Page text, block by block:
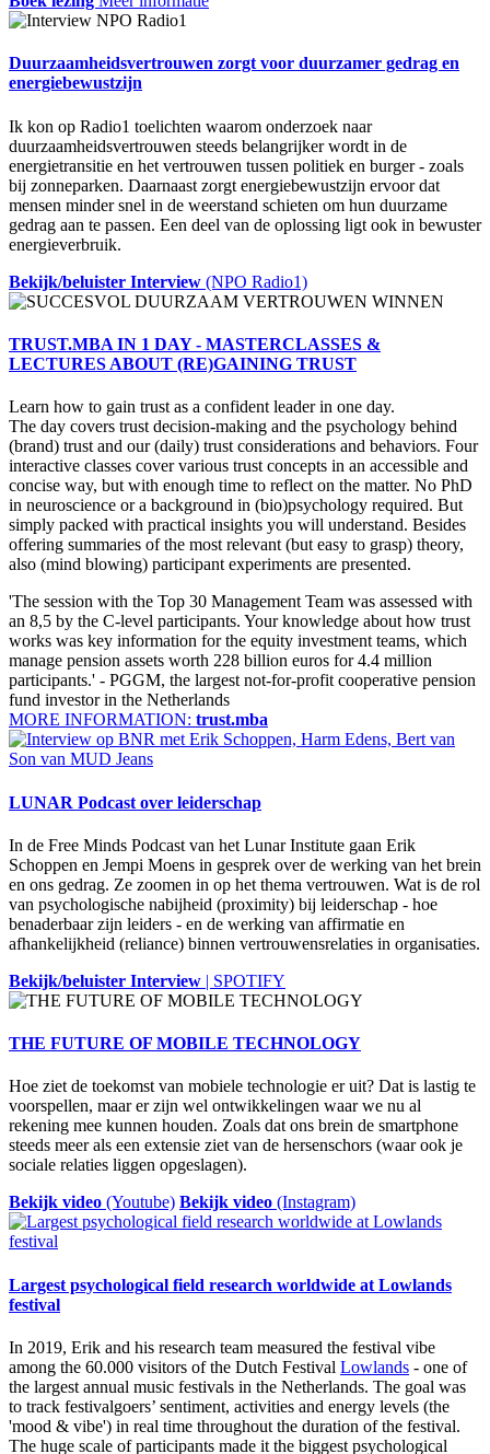
Duurzaamheidsvertrouwen zorgt voor duurzamer gedrag en
energiebewustzijn
Ik kon op Radio1 toelichten waarom onderzoek naar
duurzaamheidsvertrouwen steeds belangrijker wordt in de
energietransitie en het vertrouwen tussen politiek en burger - zoals
bij zonneparken. Daarnaast zorgt energiebewustzijn ervoor dat
mensen minder snel in de weerstand schieten om hun duurzame
gedrag aan te passen. Een deel van de oplossing ligt ook in bewuster
energieverbruik.
Bekijk/beluister Interview (NPO Radio1)
TRUST.MBA IN 1 DAY - MASTERCLASSES &
LECTURES ABOUT (RE)GAINING TRUST
Learn how to gain trust as a confident leader in one day.
The day covers trust decision-making and the psychology behind
(brand) trust and our (daily) trust considerations and behaviors. Four
interactive classes cover various trust concepts in an accessible and
concise way, but with enough time to reflect on the matter. No PhD
in neuroscience or a background in (bio)psychology required. But
simply packed with practical insights you will understand. Besides
offering summaries of the most relevant (but easy to grasp) theory,
also (mind blowing) participant experiments are presented.
'The session with the Top 30 Management Team was assessed with
an 8,5 by the C-level participants. Your knowledge about how trust
works was key information for the equity investment teams, which
manage pension assets worth 228 billion euros for 4.4 million
participants.' - PGGM, the largest not-for-profit cooperative pension
fund investor in the Netherlands
MORE INFORMATION: trust.mba
LUNAR Podcast over leiderschap
In de Free Minds Podcast van het Lunar Institute gaan Erik
Schoppen en Jempi Moens in gesprek over de werking van het brein
en ons gedrag. Ze zoomen in op het thema vertrouwen. Wat is de rol
van psychologische nabijheid (proximity) bij leiderschap - hoe
benaderbaar zijn leiders - en de werking van affirmatie en
afhankelijkheid (reliance) binnen vertrouwensrelaties in organisaties.
Bekijk/beluister Interview | SPOTIFY
THE FUTURE OF MOBILE TECHNOLOGY
Hoe ziet de toekomst van mobiele technologie er uit? Dat is lastig te
voorspellen, maar er zijn wel ontwikkelingen waar we nu al
rekening mee kunnen houden. Zoals dat ons brein de smartphone
steeds meer als een extensie ziet van de hersenschors (waar ook je
sociale relaties liggen opgeslagen).
Bekijk video (Youtube) Bekijk video (Instagram)
Largest psychological field research worldwide at Lowlands
festival
In 2019, Erik and his research team measured the festival vibe
among the 60.000 visitors of the Dutch Festival Lowlands - one of
the largest annual music festivals in the Netherlands. The goal was
to track festivalgoers’ sentiment, activities and energy levels (the
'mood & vibe') in real time throughout the duration of the festival.
The huge scale of participants made it the biggest psychological